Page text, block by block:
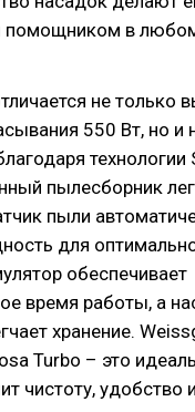
помощником в
не только
550 Вт, но и
технологии
пылесборник
пыли
для
обеспечивает
время работы, а
хранение.
Turbo – это
чистоту, удобство и